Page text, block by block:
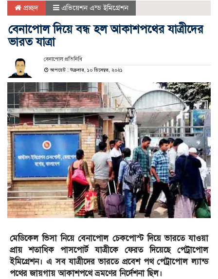
প্রচ্ছদ এভিয়েশন এন্ড ইমিগ্রেশন
বেনাপোল দিয়ে বন্ধ হল আকাশপথের যাত্রীদের
ভারত যাত্রা
বেনাপোল প্রতিনিধি
আপডেট : শুক্রবার, ১০ ডিসেম্বর, ২০২১
মেডিকেল ভিসা নিয়ে বেনাপোল চেকপোস্ট দিয়ে ভারতে যাওয়া
প্রায় শতাধিক পাসপোর্ট যাত্রীকে ফেরত দিয়েছে পেট্রাপোল
ইমিগ্রেশন। এ সব যাত্রীদের ভারতে প্রবেশ পথ পেট্রাপোল ল্যান্ড
পথের জায়গায় আকাশপথে ভ্রমণের নির্দেশনা ছিল।